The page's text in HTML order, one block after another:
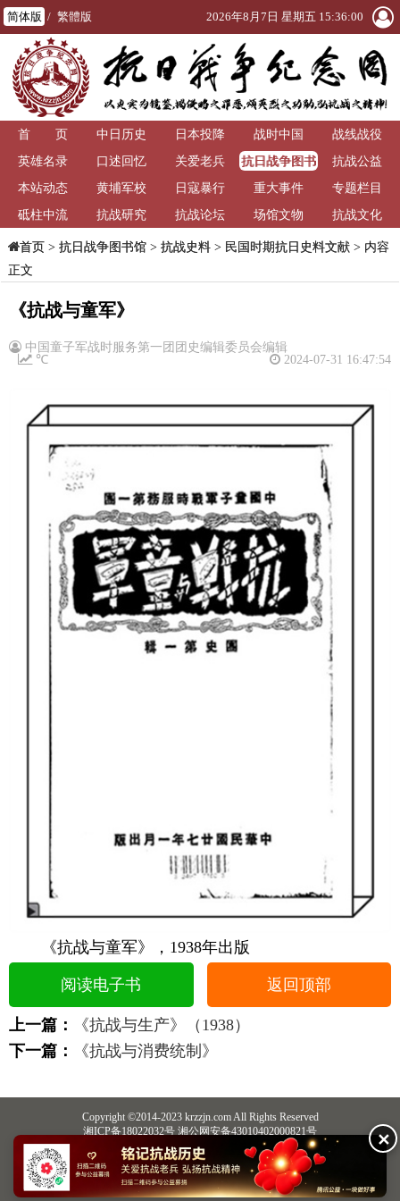
简体版 / 繁體版 2026年8月7日 星期五 15:36:00
首 页 中日历史 日本投降 战时中国
战线战役
英雄名录
口述回忆 关爱老兵
抗日战争图书
馆
抗战公益
本站动态
黄埔军校 日寇暴行 重大事件
专题栏目
砥柱中流
抗战研究 抗战论坛 场馆文物 抗战文化
首页> 抗日战争图书馆> 抗战史料> 民国时期抗日史料文献> 内容
正文
《抗战与童军》
中国童子军战时服务第一团团史编辑委员会编辑
2024-07-31 16:47:54
℃
《抗战与童军》，1938年出版
阅读电子书 返回顶部
上一篇：
《抗战与生产》（1938）
下一篇：
《抗战与消费统制》
Copyright ©2014-2023 krzzjn.com All Rights Reserved
湘ICP备18022032号 湘公网安备43010402000821号
中央网信办违法和不良信息举报中心
长沙市互联网违法和不良信息举报中心
不良信息举报电话：0731-85531328 19198230121（微信同号）
纠错电话：18182129125 15116420702
QQ：2652168198
✕